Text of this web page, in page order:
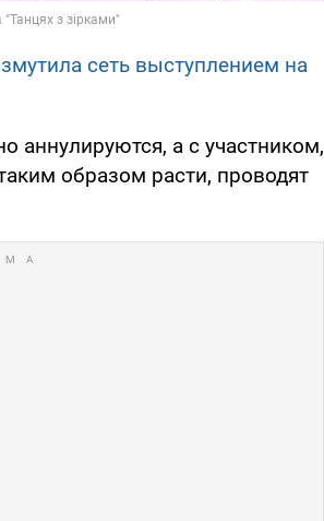
сеть выступлением на
аннулируются, а с участником,
образом расти, проводят